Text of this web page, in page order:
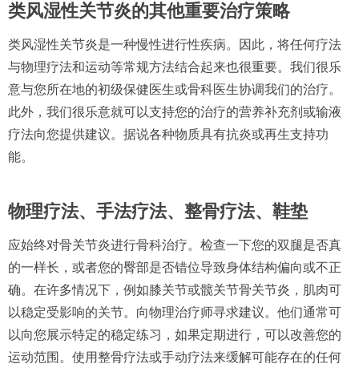
类风湿性关节炎的其他重要治疗策略
类风湿性关节炎是一种慢性进行性疾病。因此，将任何疗法
与物理疗法和运动等常规方法结合起来也很重要。我们很乐
意与您所在地的初级保健医生或骨科医生协调我们的治疗。
此外，我们很乐意就可以支持您的治疗的营养补充剂或输液
疗法向您提供建议。据说各种物质具有抗炎或再生支持功
能。
物理疗法、手法疗法、整骨疗法、鞋垫
应始终对骨关节炎进行骨科治疗。检查一下您的双腿是否真
的一样长，或者您的臀部是否错位导致身体结构偏向或不正
确。在许多情况下，例如膝关节或髋关节骨关节炎，肌肉可
以稳定受影响的关节。向物理治疗师寻求建议。他们通常可
以向您展示特定的稳定练习，如果定期进行，可以改善您的
运动范围。使用整骨疗法或手动疗法来缓解可能存在的任何